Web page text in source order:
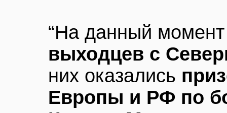
“На данный
выходцев с
них оказались
Европы и РФ по